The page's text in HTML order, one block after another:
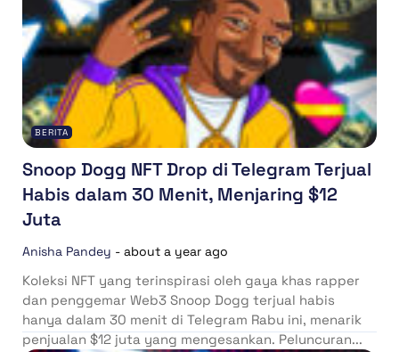
BERITA
Snoop Dogg NFT Drop di Telegram Terjual
Habis dalam 30 Menit, Menjaring $12
Juta
Anisha Pandey - about a year ago
Koleksi NFT yang terinspirasi oleh gaya khas rapper
dan penggemar Web3 Snoop Dogg terjual habis
hanya dalam 30 menit di Telegram Rabu ini, menarik
penjualan $12 juta yang mengesankan. Peluncuran...